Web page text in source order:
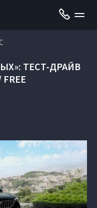
ТЕСТ-ДРАЙВ